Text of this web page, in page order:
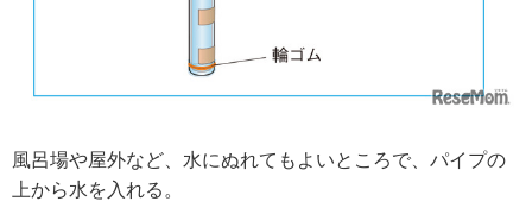
風呂場や屋外など、水にぬれてもよいところで、パイプの
上から水を入れる。